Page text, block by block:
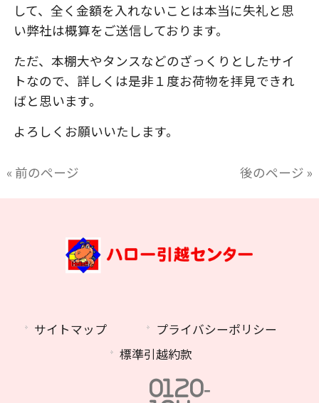
して、全く金額を入れないことは本当に失礼と思
い弊社は概算をご送信しております。
ただ、本棚大やタンスなどのざっくりとしたサイ
トなので、詳しくは是非１度お荷物を拝見できれ
ばと思います。
よろしくお願いいたします。
« 前のページ 後のページ »
サイトマップ
プライバシーポリシー
標準引越約款
0120-